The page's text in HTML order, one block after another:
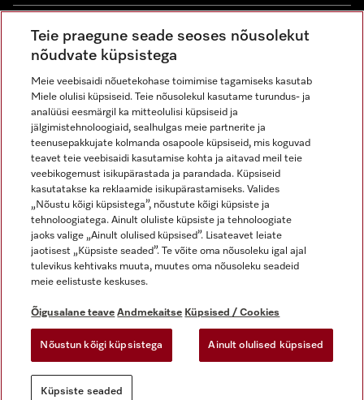
Õigusalane teave
Üldtingimused
Andmekaitse
Kasutustingimused
Digiteenuste seadus
Küpsiste seaded
Miele Instagramis
Miele Facebookis
Miele Youtube'is
Teie praegune seade seoses nõusolekut
nõudvate küpsistega
Meie veebisaidi nõuetekohase toimimise tagamiseks kasutab
Miele olulisi küpsiseid. Teie nõusolekul kasutame turundus- ja
analüüsi eesmärgil ka mitteolulisi küpsiseid ja
jälgimistehnoloogiaid, sealhulgas meie partnerite ja
teenusepakkujate kolmanda osapoole küpsiseid, mis koguvad
teavet teie veebisaidi kasutamise kohta ja aitavad meil teie
veebikogemust isikupärastada ja parandada. Küpsiseid
kasutatakse ka reklaamide isikupärastamiseks. Valides
„Nõustu kõigi küpsistega”, nõustute kõigi küpsiste ja
tehnoloogiatega. Ainult oluliste küpsiste ja tehnoloogiate
jaoks valige „Ainult olulised küpsised”. Lisateavet leiate
jaotisest „Küpsiste seaded”. Te võite oma nõusoleku igal ajal
tulevikus kehtivaks muuta, muutes oma nõusoleku seadeid
meie eelistuste keskuses.
Õigusalane teave Andmekaitse Küpsised / Cookies
Nõustun kõigi küpsistega Ainult olulised küpsised
Küpsiste seaded